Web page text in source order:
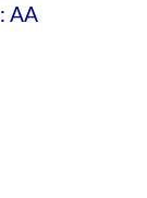
: AA